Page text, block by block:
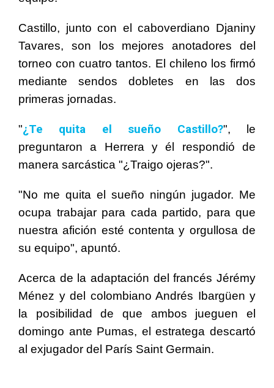
Castillo, junto con el caboverdiano Djaniny
Tavares, son los mejores anotadores del
torneo con cuatro tantos. El chileno los firmó
mediante sendos dobletes en las dos
primeras jornadas.
"¿Te quita el sueño Castillo?", le
preguntaron a Herrera y él respondió de
manera sarcástica "¿Traigo ojeras?".
"No me quita el sueño ningún jugador. Me
ocupa trabajar para cada partido, para que
nuestra afición esté contenta y orgullosa de
su equipo", apuntó.
Acerca de la adaptación del francés Jérémy
Ménez y del colombiano Andrés Ibargüen y
la posibilidad de que ambos jueguen el
domingo ante Pumas, el estratega descartó
al exjugador del París Saint Germain.